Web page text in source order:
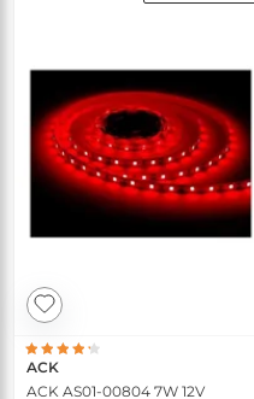
ACK
ACK AS01-00804 7W 12V